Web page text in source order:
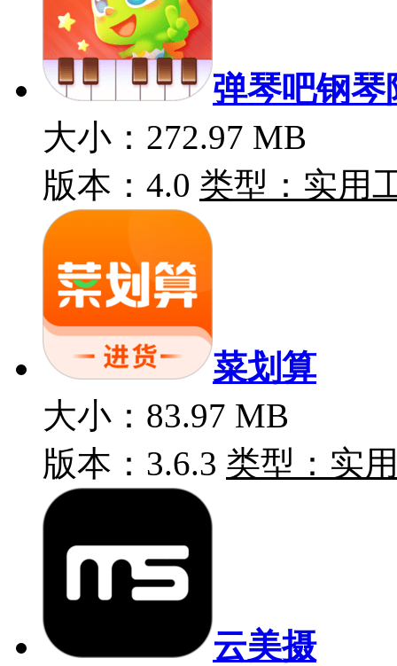
弹琴吧钢琴
大小：272.97 MB
版本：4.0 类型：实用
菜划算
大小：83.97 MB
版本：3.6.3 类型：实
云美摄